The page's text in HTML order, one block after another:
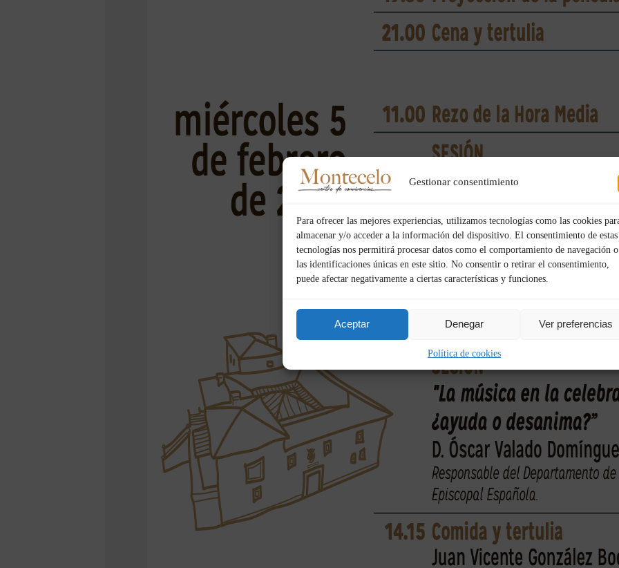
Gestionar consentimiento
Para ofrecer las mejores experiencias, utilizamos tecnologías como las cookies
almacenar y/o acceder a la información del dispositivo. El consentimiento de estas
tecnologías nos permitirá procesar datos como el comportamiento de navegación o
las identificaciones únicas en este sitio. No consentir o retirar el consentimiento,
puede afectar negativamente a ciertas características y funciones.
Aceptar Denegar Ver preferencias
Política de cookies